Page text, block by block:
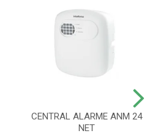
CENTRAL ALARME ANM 24
NET